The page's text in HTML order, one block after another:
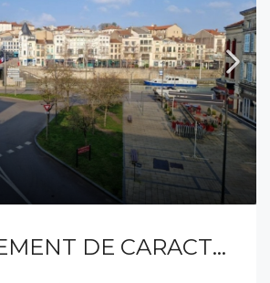
APPARTEMENT DE CARACTERE DE TYPE F5